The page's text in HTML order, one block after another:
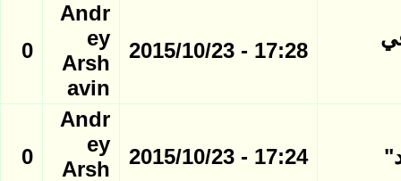
17:28 - 2015/10/23
Andr
ey
Arsh
avin
0
17:24 - 2015/10/23
Andr
ey
Arsh
0